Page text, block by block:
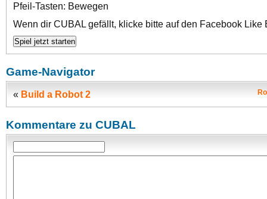
Pfeil-Tasten: Bewegen
Wenn dir CUBAL gefällt, klicke bitte auf den Facebook Like
Game-Navigator
« Build a Robot 2
Kommentare zu CUBAL